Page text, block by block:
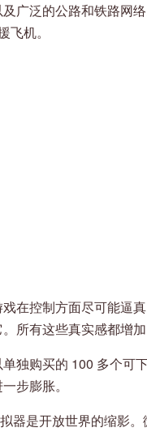
广泛的公路和铁路网
机。
在控制方面尽可能逼
所有这些真实感都增
独购买的 100 多个可
步膨胀。
器是开放世界的缩影